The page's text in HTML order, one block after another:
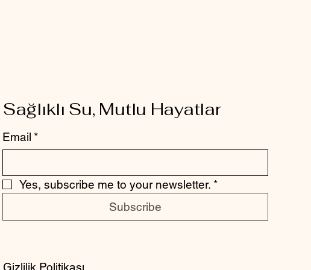
Sağlıklı Su, Mutlu Hayatlar
Email *
Yes, subscribe me to your newsletter. *
Subscribe
Gizlilik Politikası